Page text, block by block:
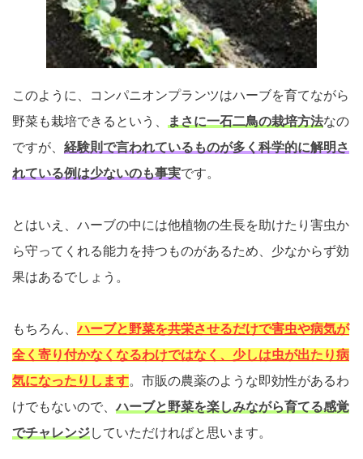
このように、コンパニオンプランツはハーブを育てながら
野菜も栽培できるという、
まさに一石二鳥の栽培方法なの
ですが、 経験則で言われているものが多く科学的に解明さ
れている例は少ないのも事実です。
とはいえ、ハーブの中には他植物の生長を助けたり害虫か
ら守ってくれる能力を持つものがあるため、少なからず効
果はあるでしょう。
もちろん、ハーブと野菜を共栄させるだけで害虫や病気が
全く寄り付かなくなるわけではなく、少しは虫が出たり病
気になったりします。市販の農薬のような即効性があるわ
けでもないので、ハーブと野菜を楽しみながら育てる感覚
でチャレンジしていただければと思います。